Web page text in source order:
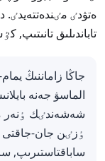
ەتۋدٸ مٸندەتتەيدٸ.
تاباندىلىق
جاڭا زاماننىڭ
الماسۋ جەنە
شەشەندٸك ٶنەر
ٶزٸن جان-جاقتى
ساباقتاستىرىپ,